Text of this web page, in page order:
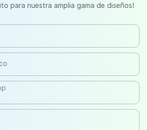
para nuestra amplia gama de diseños!